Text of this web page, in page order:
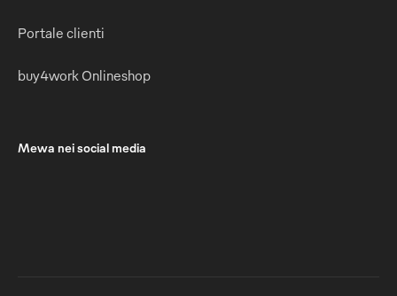
Portale clienti
buy4work Onlineshop
Mewa nei social media